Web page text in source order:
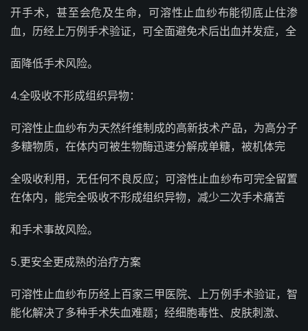
开手术，甚至会危及生命，可溶性止血纱布能彻底止住渗
血，历经上万例手术验证，可全面避免术后出血并发症，全
面降低手术风险。
4.全吸收不形成组织异物：
可溶性止血纱布为天然纤维制成的高新技术产品，为高分子
多糖物质，在体内可被生物酶迅速分解成单糖，被机体完
全吸收利用，无任何不良反应；可溶性止血纱布可完全留置
在体内，能完全吸收不形成组织异物，减少二次手术痛苦
和手术事故风险。
5.更安全更成熟的治疗方案
可溶性止血纱布历经上百家三甲医院、上万例手术验证，智
能化解决了多种手术失血难题；经细胞毒性、皮肤刺激、